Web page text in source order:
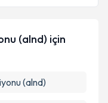
(alnd) için
(alnd)